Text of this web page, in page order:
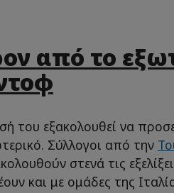
από το
του εξακολουθεί να
Σύλλογοι από την
στενά τις
και με ομάδες της